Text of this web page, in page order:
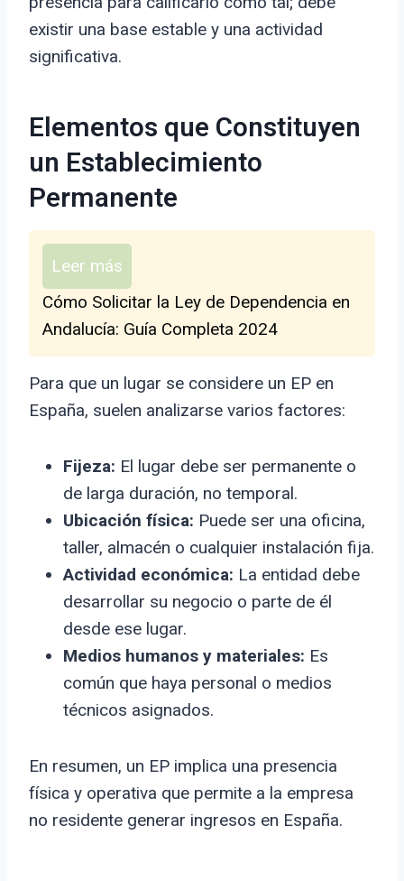
existir una base estable y una actividad
significativa.
Elementos que Constituyen
un Establecimiento
Permanente
Leer más
Cómo Solicitar la Ley de Dependencia en
Andalucía: Guía Completa 2024
Para que un lugar se considere un EP en
España, suelen analizarse varios factores:
Fijeza: El lugar debe ser permanente o
de larga duración, no temporal.
Ubicación física: Puede ser una oficina,
taller, almacén o cualquier instalación fija.
Actividad económica: La entidad debe
desarrollar su negocio o parte de él
desde ese lugar.
Medios humanos y materiales: Es
común que haya personal o medios
técnicos asignados.
En resumen, un EP implica una presencia
física y operativa que permite a la empresa
no residente generar ingresos en España.